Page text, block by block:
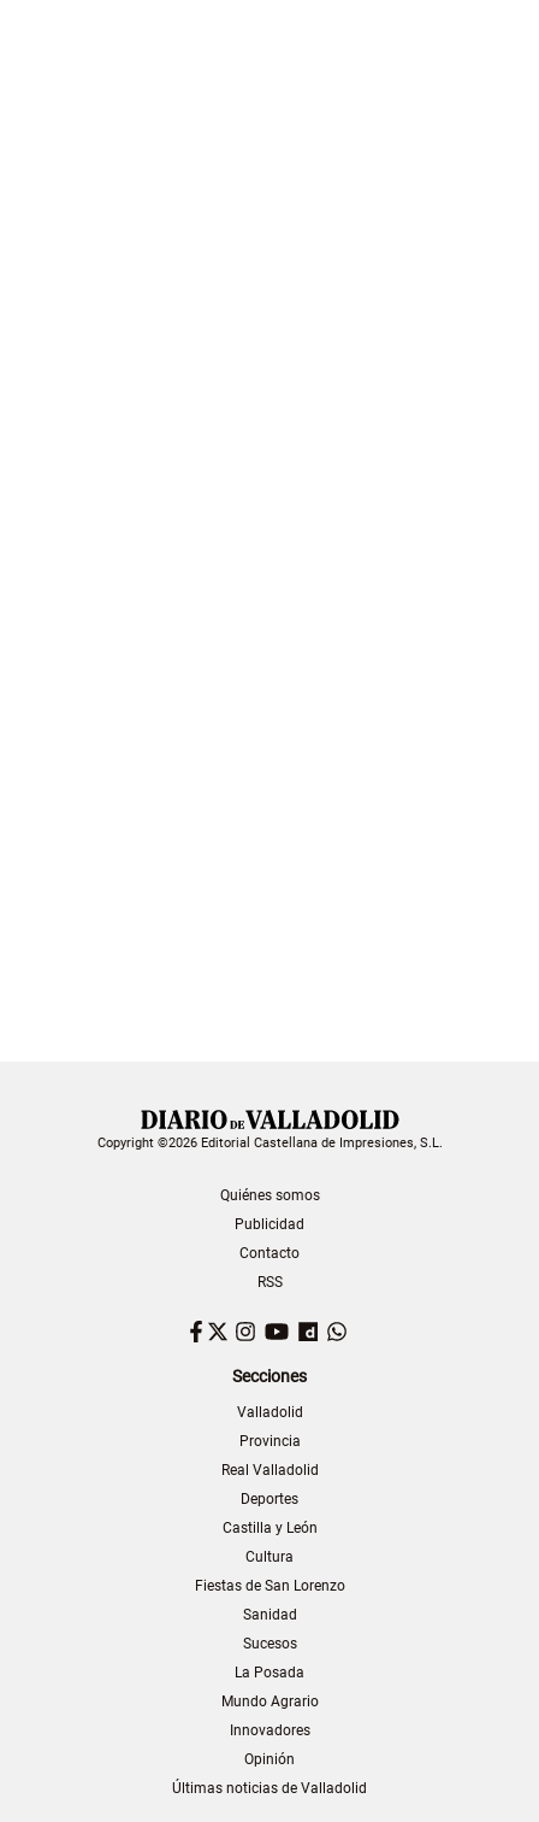
Copyright ©2026 Editorial Castellana de Impresiones, S.L.
Quiénes somos
Publicidad
Contacto
RSS
Facebook
TwitterInstagram
YouTubeDailymotion
Secciones
Valladolid
Provincia
Real Valladolid
Deportes
Castilla y León
Cultura
Fiestas de San Lorenzo
Sanidad
Sucesos
La Posada
Mundo Agrario
Innovadores
Opinión
Últimas noticias de Valladolid